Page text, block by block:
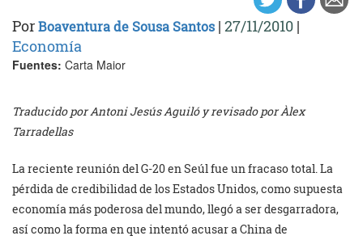
PorBoaventura de Sousa Santos | 27/11/2010 |
Economía
Fuentes: Carta Maior
Traducido por Antoni Jesús Aguiló y revisado por Àlex
Tarradellas
La reciente reunión del G-20 en Seúl fue un fracaso total. La
pérdida de credibilidad de los Estados Unidos, como supuesta
economía más poderosa del mundo, llegó a ser desgarradora,
así como la forma en que intentó acusar a China de